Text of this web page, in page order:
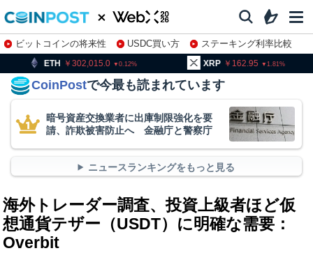
ビットコインの将来性 USDC買い方
ステーキング利率比較
株特集・関連銘柄
0.12 XRP 1.81 BNB
CoinPostで今最も読まれています
暗号資産交換業者に出庫制限強化を要
請、詐欺被害防止へ 金融庁と警察庁
ニュースランキングをもっと見る
海外トレーダー調査、投資上級者ほど仮
想通貨テザー（USDT）に明確な需要：
Overbit